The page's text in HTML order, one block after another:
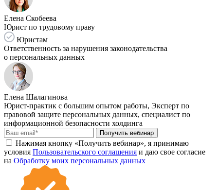
Елена Скобеева
Юрист по трудовому праву
Юристам
Ответственность за нарушения законодательства
о персональных данных
Елена Шалагинова
Юрист-практик с большим опытом работы, Эксперт по
правовой защите персональных данных, специалист по
информационной безопасности холдинга
Получить вебинар
Нажимая кнопку «Получить вебинар», я принимаю
условия Пользовательского соглашения и даю свое согласие
на Обработку моих персональных данных